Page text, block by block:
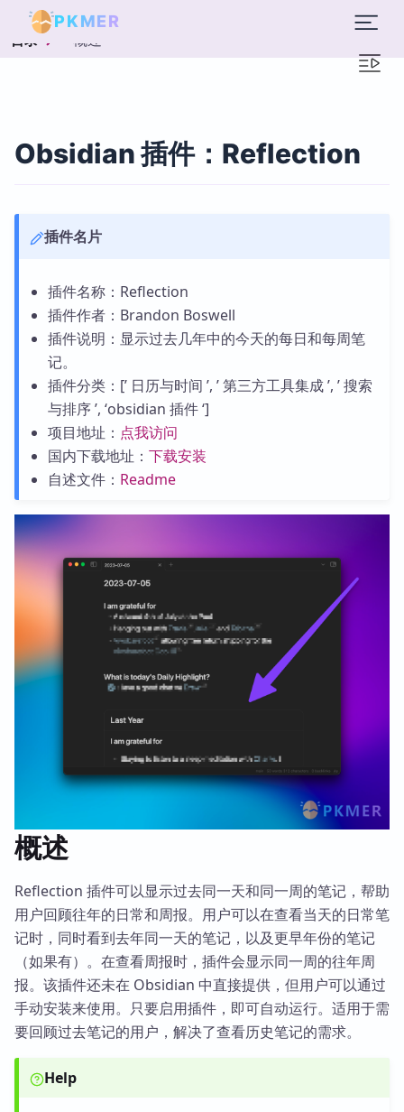
PKMER
目录 概述
Obsidian 插件：Reflection
插件名片
插件名称：Reflection
插件作者：Brandon Boswell
插件说明：显示过去几年中的今天的每日和每周笔
记。
插件分类：[’ 日历与时间 ’, ’ 第三方工具集成 ’, ’ 搜索
与排序 ’, ‘obsidian 插件 ‘]
项目地址： 点我访问
国内下载地址： 下载安装
自述文件： Readme
概述
Reflection 插件可以显示过去同一天和同一周的笔记，帮助
用户回顾往年的日常和周报。用户可以在查看当天的日常笔
记时，同时看到去年同一天的笔记，以及更早年份的笔记
（如果有）。在查看周报时，插件会显示同一周的往年周
报。该插件还未在 Obsidian 中直接提供，但用户可以通过
手动安装来使用。只要启用插件，即可自动运行。适用于需
要回顾过去笔记的用户，解决了查看历史笔记的需求。
Help